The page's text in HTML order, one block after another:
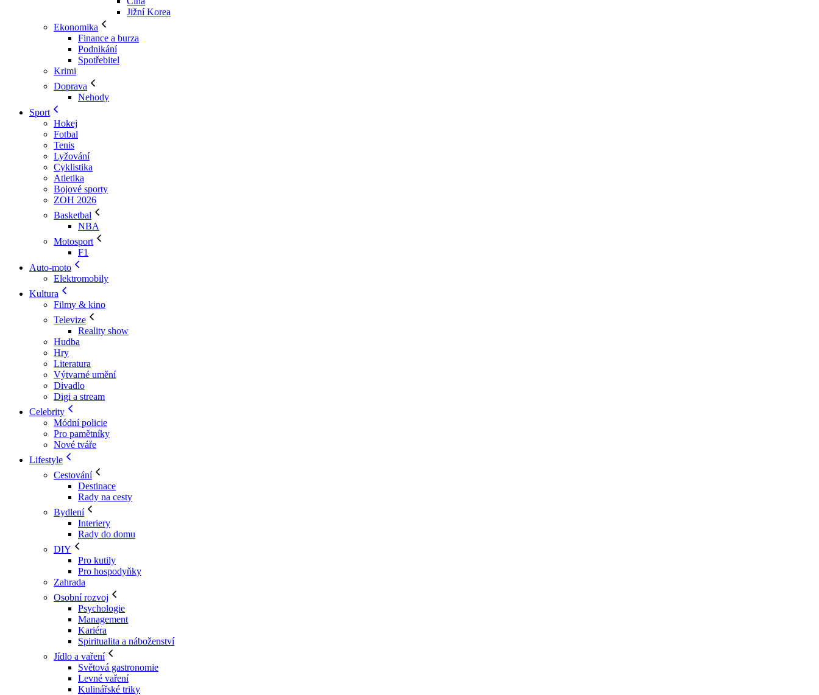
Jižní Korea
Ekonomika
Finance a burza
Podnikání
Spotřebitel
Krimi
Doprava
Nehody
Sport
Hokej
Fotbal
Tenis
Lyžování
Cyklistika
Atletika
Bojové sporty
ZOH 2026
Basketbal
NBA
Motosport
F1
Auto-moto
Elektromobily
Kultura
Filmy & kino
Televize
Reality show
Hudba
Hry
Literatura
Výtvarné umění
Divadlo
Digi a stream
Celebrity
Módní policie
Pro pamětníky
Nové tváře
Lifestyle
Cestování
Destinace
Rady na cesty
Bydlení
Interiery
Rady do domu
DIY
Pro kutily
Pro hospodyňky
Zahrada
Osobní rozvoj
Psychologie
Management
Kariéra
Spiritualita a náboženství
Jídlo a vaření
Světová gastronomie
Levné vaření
Kulinářské triky